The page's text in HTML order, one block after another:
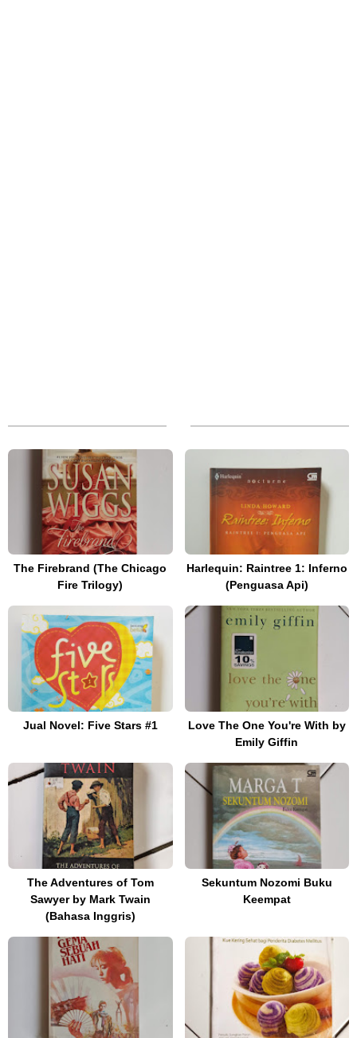
The Firebrand (The Chicago
Fire Trilogy)
Harlequin: Raintree 1: Inferno
(Penguasa Api)
Jual Novel: Five Stars #1
Love The One You're With by
Emily Giffin
The Adventures of Tom
Sawyer by Mark Twain
(Bahasa Inggris)
Sekuntum Nozomi Buku
Keempat